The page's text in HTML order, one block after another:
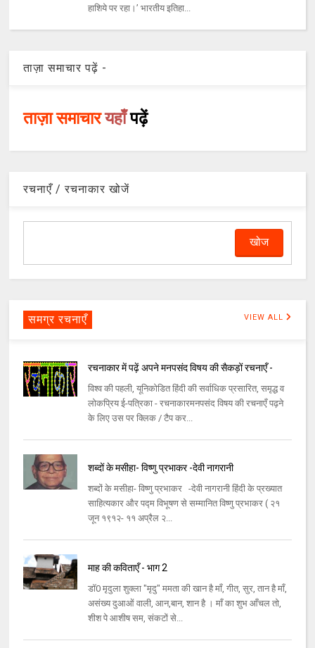
हाशिये पर रहा।’ भारतीय इतिहा...
ताज़ा समाचार पढ़ें -
ताज़ा समाचारयहाँपढ़ें
रचनाएँ / रचनाकार खोजें
समग्र रचनाएँ VIEW ALL
रचनाकार में पढ़ें अपने मनपसंद विषय की सैकड़ों रचनाएँ -
विश्व की पहली, यूनिकोडित हिंदी की सर्वाधिक प्रसारित, समृद्ध व
लोकप्रिय ई-पत्रिका - रचनाकारमनपसंद विषय की रचनाएँ पढ़ने
के लिए उस पर क्लिक / टैप कर...
शब्दों के मसीहा- विष्णु प्रभाकर -देवी नागरानी
शब्दों के मसीहा- विष्णु प्रभाकर -देवी नागरानी हिंदी के प्रख्यात
साहित्यकार और पद्म विभूषण से सम्मानित विष्णु प्रभाकर ( २१
जून १९१२- ११ अप्रैल २...
माह की कविताएँ - भाग 2
डॉ0 मृदुला शुक्ला "मृदु" ममता की खान है माँ, गीत, सुर, तान है माँ,
असंख्य दुआओं वाली, आन,बान, शान है । माँ का शुभ आँचल तो,
शीश पे आशीष सम, संकटों से...